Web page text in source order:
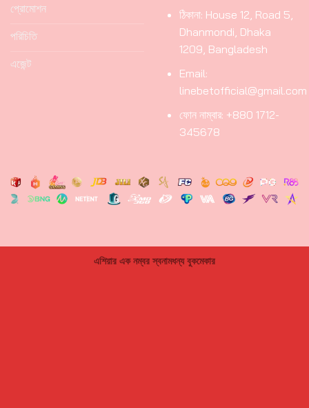
প্রোমোশন
পরিচিতি
এজেন্ট
ঠিকানা: House 12, Road 5,
Dhanmondi, Dhaka
1209, Bangladesh
Email:
linebetofficial@gmail.com
ফোন নাম্বার: +880 1712-
345678
এশিয়ার এক নম্বর স্বনামধন্য বুকমেকার